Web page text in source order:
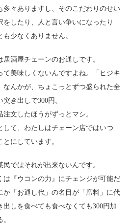
多々ありますし、そのこだわりのせい
をしたり、人と言い争いになったり
少なくありません。
酒屋チェーンのお通しです。
て美味しくないんですよね。「ヒジキ
なんかが、ちょこっとずつ盛られた全
き出しで300円。
文したほうがずっとマシ。
して、わたしはチェーン店ではいつ
にしています。
ではそれが出来ないんです。
は『ウコンの力』にチェンジが可能だ
か「お通し代」の名目が「席料」に代
しを食べても食べなくても300円加